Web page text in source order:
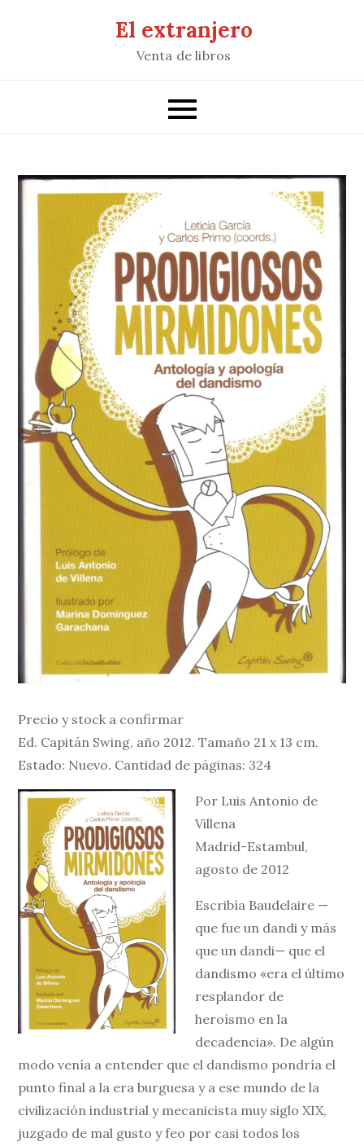
El extranjero
Venta de libros
Precio y stock a confirmar
Ed. Capitán Swing, año 2012. Tamaño 21 x 13 cm.
Estado: Nuevo. Cantidad de páginas: 324
Por Luis Antonio de
Villena
Madrid-Estambul,
agosto de 2012
Escribía Baudelaire —
que fue un dandi y más
que un dandi— que el
dandismo «era el último
resplandor de
heroísmo en la
decadencia». De algún
modo venía a entender que el dandismo pondría el
punto final a la era burguesa y a ese mundo de la
civilización industrial y mecanicista muy siglo XIX,
juzgado de mal gusto y feo por casi todos los